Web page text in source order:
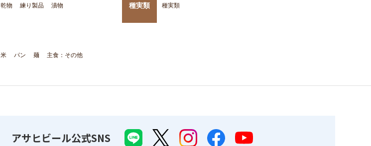
乾物 練り製品 漬物 種実類 種実類
米 パン 麺 主食：その他
アサヒビール公式SNS